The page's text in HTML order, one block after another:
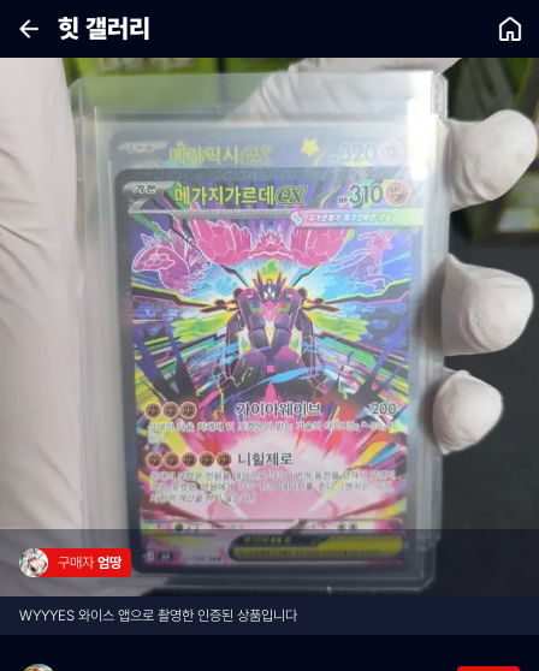
힛 갤러리
구매자 엄땅
WYYYES 와이스 앱으로 촬영한 인증된 상품입니다